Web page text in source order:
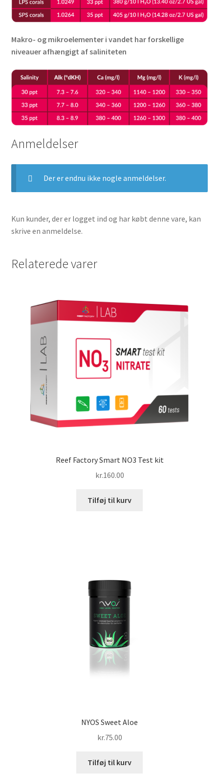
Makro- og mikroelementer i vandet har forskellige
niveauer afhængigt af saliniteten
Anmeldelser
Der er endnu ikke nogle anmeldelser.
Kun kunder, der er logget ind og har købt denne vare, kan
skrive en anmeldelse.
Relaterede varer
Reef Factory Smart NO3 Test kit
kr.160.00
Tilføj til kurv
NYOS Sweet Aloe
kr.75.00
Tilføj til kurv